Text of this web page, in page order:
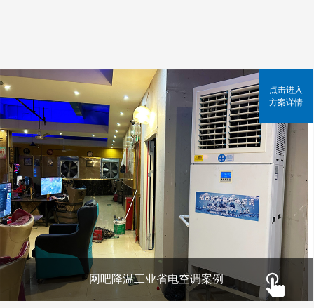
网吧降温工业省电空调案例
点击进入
方案详情